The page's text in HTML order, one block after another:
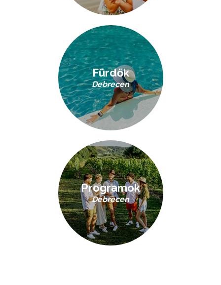
Fürdők
Debrecen
Programok
Debrecen